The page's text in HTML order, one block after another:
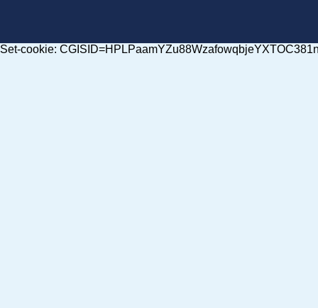
Set-cookie: